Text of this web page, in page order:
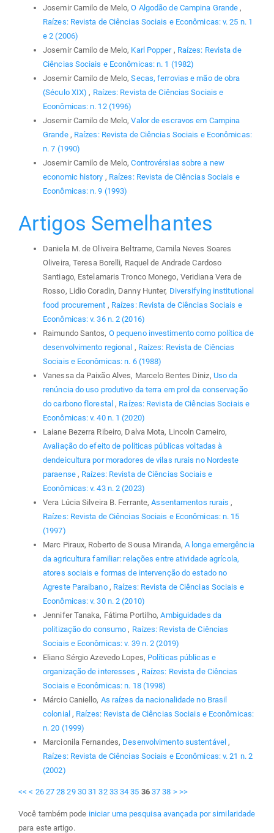
Josemir Camilo de Melo,O Algodão de Campina Grande ,
Raízes: Revista de Ciências Sociais e Econômicas: v. 25 n. 1
e 2 (2006)
Josemir Camilo de Melo, Karl Popper , Raízes: Revista de
Ciências Sociais e Econômicas: n. 1 (1982)
Josemir Camilo de Melo,Secas, ferrovias e mão de obra
(Século XIX) , Raízes: Revista de Ciências Sociais e
Econômicas: n. 12 (1996)
Josemir Camilo de Melo,Valor de escravos em Campina
Grande , Raízes: Revista de Ciências Sociais e Econômicas:
n. 7 (1990)
Josemir Camilo de Melo,Controvérsias sobre a new
economic history , Raízes: Revista de Ciências Sociais e
Econômicas: n. 9 (1993)
Artigos Semelhantes
Daniela M. de Oliveira Beltrame, Camila Neves Soares
Oliveira, Teresa Borelli, Raquel de Andrade Cardoso
Santiago, Estelamaris Tronco Monego, Veridiana Vera de
Rosso, Lidio Coradin, Danny Hunter, Diversifying institutional
food procurement , Raízes: Revista de Ciências Sociais e
Econômicas: v. 36 n. 2 (2016)
Raimundo Santos, O pequeno investimento como política de
desenvolvimento regional , Raízes: Revista de Ciências
Sociais e Econômicas: n. 6 (1988)
Vanessa da Paixão Alves, Marcelo Bentes Diniz, Uso da
renúncia do uso produtivo da terra em prol da conservação
do carbono florestal, Raízes: Revista de Ciências Sociais e
Econômicas: v. 40 n. 1 (2020)
Laiane Bezerra Ribeiro, Dalva Mota, Lincoln Carneiro,
Avaliação do efeito de políticas públicas voltadas à
dendeicultura por moradores de vilas rurais no Nordeste
paraense , Raízes: Revista de Ciências Sociais e
Econômicas: v. 43 n. 2 (2023)
Vera Lúcia Silveira B. Ferrante,Assentamentos rurais,
Raízes: Revista de Ciências Sociais e Econômicas: n. 15
(1997)
Marc Piraux, Roberto de Sousa Miranda, A longa emergência
da agricultura familiar: relações entre atividade agrícola,
atores sociais e formas de intervenção do estado no
Agreste Paraibano , Raízes: Revista de Ciências Sociais e
Econômicas: v. 30 n. 2 (2010)
Jennifer Tanaka, Fátima Portilho,Ambiguidades da
politização do consumo, Raízes: Revista de Ciências
Sociais e Econômicas: v. 39 n. 2 (2019)
Eliano Sérgio Azevedo Lopes, Políticas públicas e
organização de interesses , Raízes: Revista de Ciências
Sociais e Econômicas: n. 18 (1998)
Márcio Caniello, As raízes da nacionalidade no Brasil
colonial , Raízes: Revista de Ciências Sociais e Econômicas:
n. 20 (1999)
Marcionila Fernandes, Desenvolvimento sustentável,
Raízes: Revista de Ciências Sociais e Econômicas: v. 21 n. 2
(2002)
<< < 26 27 28 29 30 31 32 33 34 35 36 37 38 > >>
Você também pode iniciar uma pesquisa avançada por similaridade
para este artigo.